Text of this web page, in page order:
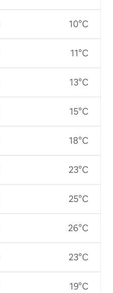
10°C
11°C
13°C
15°C
18°C
23°C
25°C
26°C
23°C
19°C